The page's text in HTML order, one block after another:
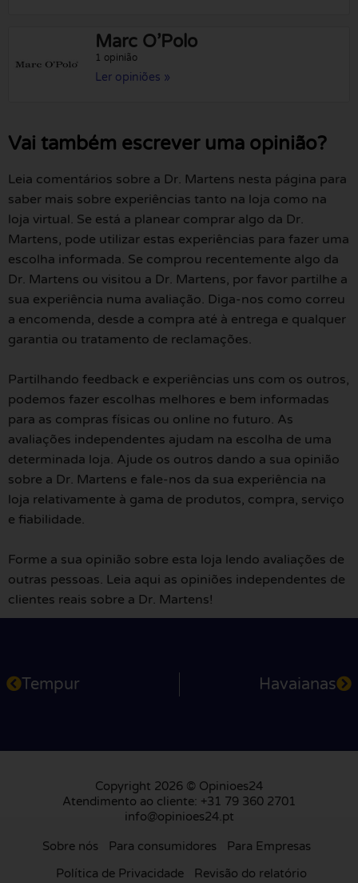
Marc O’Polo
1 opinião
Ler opiniões »
Vai também escrever uma opinião?
Leia comentários sobre a Dr. Martens nesta página para
saber mais sobre experiências tanto na loja como na
loja virtual. Se está a planear comprar algo da Dr.
Martens, pode utilizar estas experiências para fazer uma
escolha informada. Se comprou recentemente algo da
Dr. Martens ou visitou a Dr. Martens, por favor partilhe a
sua experiência numa avaliação. Diga-nos como correu
a encomenda, desde a compra até à entrega e qualquer
garantia ou tratamento de reclamações.
Partilhando feedback e experiências uns com os outros,
podemos fazer escolhas melhores e bem informadas
para as compras físicas ou online no futuro. As
avaliações independentes ajudam na escolha de uma
determinada loja. Ajude os outros dando a sua opinião
sobre a Dr. Martens e fale-nos da sua experiência na
loja relativamente à gama de produtos, compra, serviço
e fiabilidade.
Forme a sua opinião sobre esta loja lendo avaliações de
outras pessoas. Leia aqui as opiniões independentes de
clientes reais sobre a Dr. Martens!
Tempur Havaianas
Copyright 2026 © Opinioes24
Atendimento ao cliente: +31 79 360 2701
info@opinioes24.pt
Sobre nós Para consumidores
Para Empresas
Política de Privacidade
Revisão do relatório